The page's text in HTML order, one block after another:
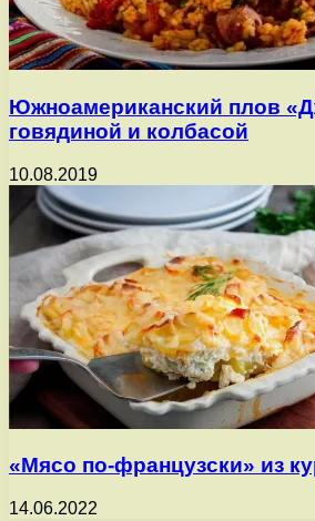
Южноамериканский плов
говядиной и колбасой
10.08.2019
«Мясо по-французски» из
14.06.2022